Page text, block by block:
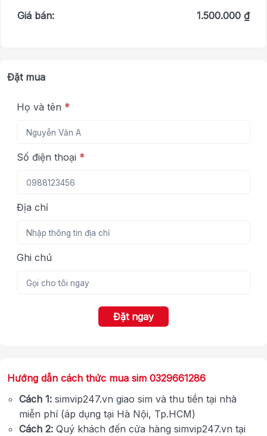
Giá bán: 1.500.000 ₫
Đặt mua
Họ và tên *
Số điện thoại *
Địa chỉ
Ghi chú
Đặt ngay
Hướng dẫn cách thức mua sim 0329661286
Cách 1: simvip247.vn giao sim và thu tiền tại nhà
miễn phí (áp dụng tại Hà Nội, Tp.HCM)
Cách 2: Quý khách đến cửa hàng simvip247.vn tại